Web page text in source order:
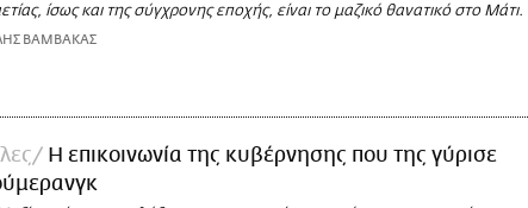
ίσως και της σύγχρονης εποχής, είναι το μαζικό θανατικό στο Μάτι.
ΒΑΜΒΑΚΑΣ
Η επικοινωνία της κυβέρνησης που της γύρισε